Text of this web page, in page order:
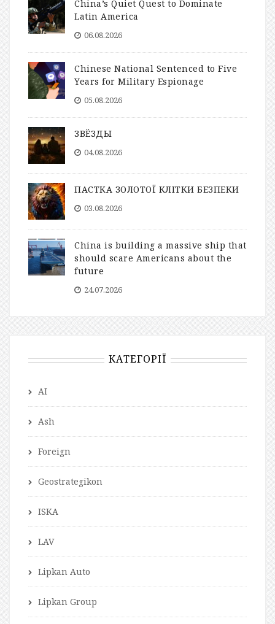
China’s Quiet Quest to Dominate
Latin America
06.08.2026
Chinese National Sentenced to Five
Years for Military Espionage
05.08.2026
ЗВЁЗДЫ
04.08.2026
ПАСТКА ЗОЛОТОЇ КЛІТКИ БЕЗПЕКИ
03.08.2026
China is building a massive ship that
should scare Americans about the
future
24.07.2026
КАТЕГОРІЇ
AI
Ash
Foreign
Geostrategikon
ISKA
LAV
Lipkan Auto
Lipkan Group